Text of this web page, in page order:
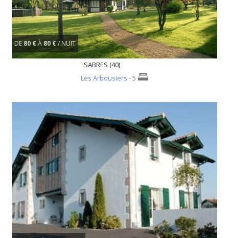
DE 80 €À 80 €/ NUIT
SABRES (40)
Les Arbousiers - 5